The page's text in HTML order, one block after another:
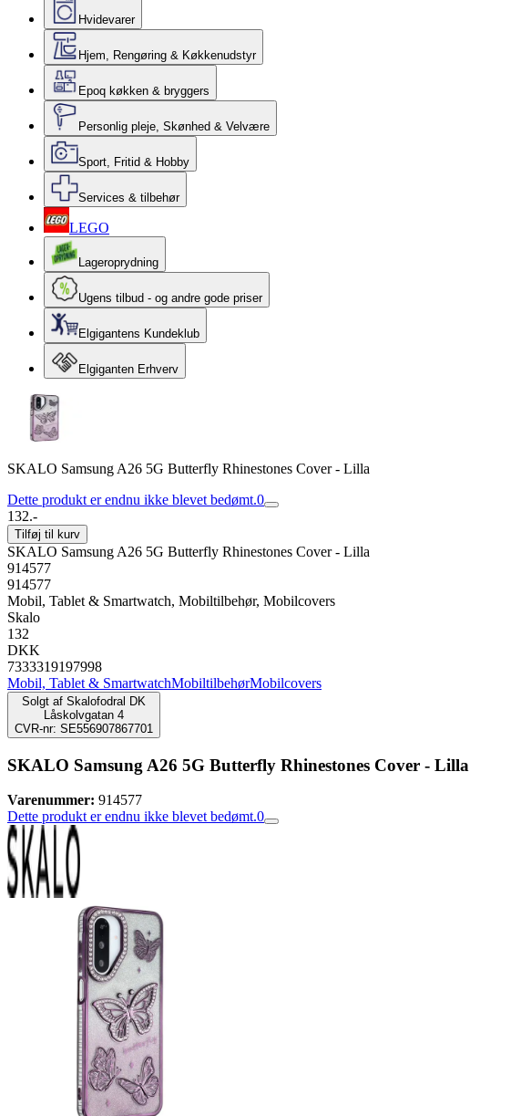
Hvidevarer
Hjem, Rengøring & Køkkenudstyr
Epoq køkken & bryggers
Personlig pleje, Skønhed & Velvære
Sport, Fritid & Hobby
Services & tilbehør
LEGO
Lageroprydning
Ugens tilbud - og andre gode priser
Elgigantens Kundeklub
Elgiganten Erhverv
SKALO Samsung A26 5G Butterfly Rhinestones Cover - Lilla
Dette produkt er endnu ikke blevet bedømt.0
132.-
Tilføj til kurv
SKALO Samsung A26 5G Butterfly Rhinestones Cover - Lilla
914577
914577
Mobil, Tablet & Smartwatch, Mobiltilbehør, Mobilcovers
Skalo
132
DKK
7333319197998
Mobil, Tablet & SmartwatchMobiltilbehørMobilcovers
Solgt af Skalofodral DK
Låskolvgatan 4
CVR-nr: SE556907867701
SKALO Samsung A26 5G Butterfly Rhinestones Cover - Lilla
Varenummer: 914577
Dette produkt er endnu ikke blevet bedømt.0